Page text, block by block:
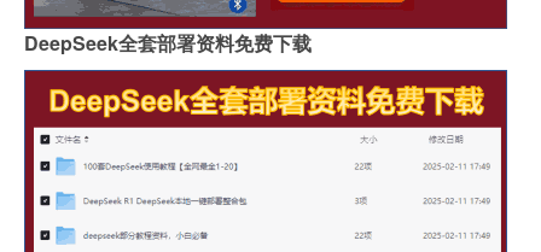
DeepSeek全套部署资料免费下载